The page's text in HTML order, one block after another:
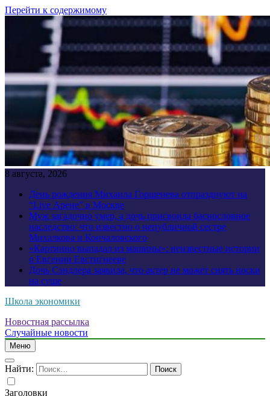
Перейти к содержимому
8 августа, 2026
День рождения Михаила Горшенева отпразднуют на
“Live Арене” в Москве
Муж загадочно умер, а дочь присвоила баснословное
наследство: что известно о непубличной сестре
Михалкова и Кончаловского
«Картинно выпадал из машины»: неизвестные истории
о Евгении Евстигнееве
Дочь Сэндлера заявила, что актер не может снять носки
на суше
Школа экономики
Новостная рассылка
Случайные новости
Меню
Найти:
Заголовки